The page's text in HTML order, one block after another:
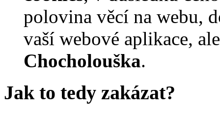
polovina věcí na webu,
vaší webové aplikace,
Chocholouška.
Jak to tedy zakázat?